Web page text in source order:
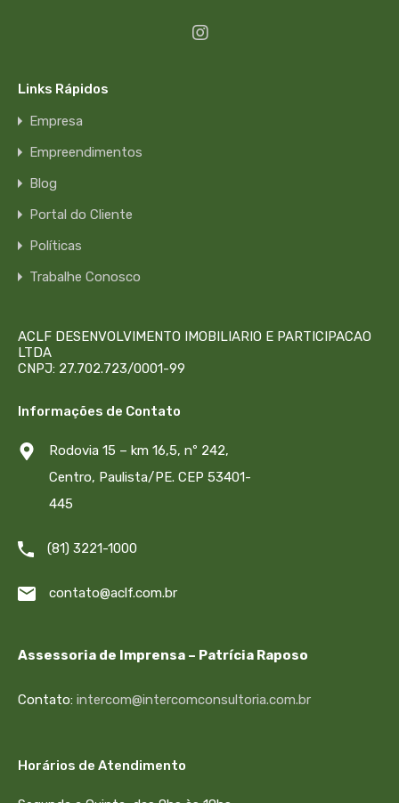
Links Rápidos
Empresa
Empreendimentos
Blog
Portal do Cliente
Políticas
Trabalhe Conosco
ACLF DESENVOLVIMENTO IMOBILIARIO E PARTICIPACAO
LTDA
CNPJ: 27.702.723/0001-99
Informações de Contato
Rodovia 15 – km 16,5, nº 242,
Centro, Paulista/PE. CEP 53401-
445
(81) 3221-1000
contato@aclf.com.br
Assessoria de Imprensa – Patrícia Raposo
Contato: intercom@intercomconsultoria.com.br
Horários de Atendimento